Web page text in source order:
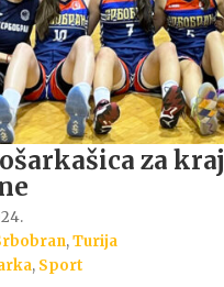
za kraj
,Turija
, Sport